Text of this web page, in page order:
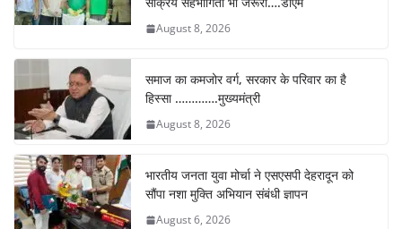
August 8, 2026
समाज का कमजोर वर्ग, सरकार के परिवार का है
हिस्सा ………….मुख्यमंत्री
August 8, 2026
भारतीय जनता युवा मोर्चा ने एसएसपी देहरादून को
सौंपा नशा मुक्ति अभियान संबंधी ज्ञापन
August 6, 2026